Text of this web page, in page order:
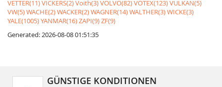
VETTER(11)VICKERS(2)Voith(3)VOLVO(82)VOTEX(123)VULKAN(5)
VW(5)WACHE(2)WACKER(2)WAGNER(14)WALTHER(3)WICKE(3)
YALE(1005)YANMAR(16)ZAPI(9)ZF(9)
Generated: 2026-08-08 01:51:35
GÜNSTIGE KONDITIONEN